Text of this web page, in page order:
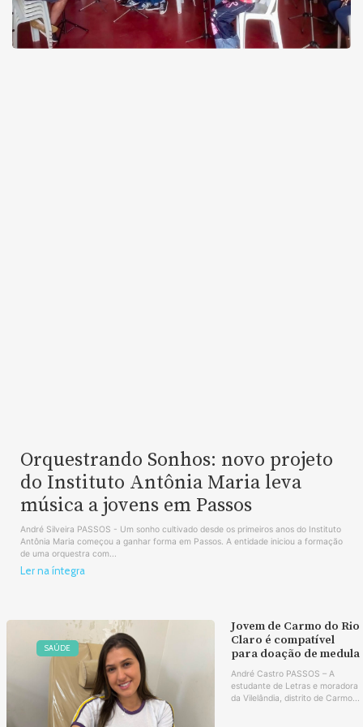
Orquestrando Sonhos: novo projeto
do Instituto Antônia Maria leva
música a jovens em Passos
André Silveira PASSOS - Um sonho cultivado desde os primeiros anos do Instituto
Antônia Maria começou a ganhar forma em Passos. A entidade iniciou a formação
de uma orquestra com...
Ler na íntegra
SAÚDE
Jovem de Carmo do Rio
Claro é compatível
para doação de medula
André Castro PASSOS – A
estudante de Letras e moradora
da Vilelândia, distrito de Carmo...